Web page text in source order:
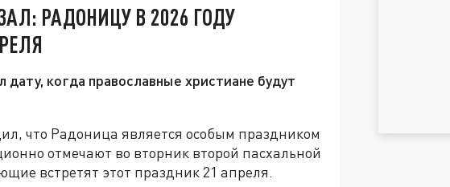
РАДОНИЦУ В 2026 ГОДУ
когда православные христиане будут
что Радоница является особым праздником
отмечают во вторник второй пасхальной
встретят этот праздник 21 апреля.